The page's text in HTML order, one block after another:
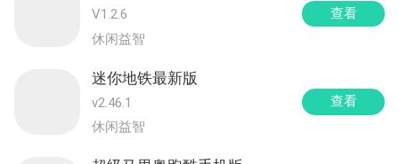
V1.2.6
休闲益智
查看
迷你地铁最新版
v2.46.1
休闲益智
查看